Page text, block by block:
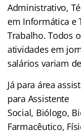
Administrativo,
em Informática e
Trabalho. Todos
atividades em
salários variam
Já para área
para Assistente
Social, Biólogo,
Farmacêutico,